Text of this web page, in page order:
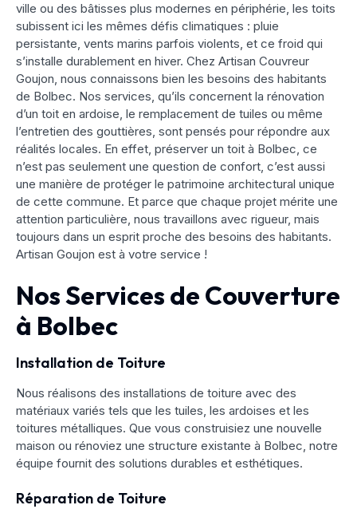
ville ou des bâtisses plus modernes en périphérie, les toits
subissent ici les mêmes défis climatiques : pluie
persistante, vents marins parfois violents, et ce froid qui
s’installe durablement en hiver. Chez Artisan Couvreur
Goujon, nous connaissons bien les besoins des habitants
de Bolbec. Nos services, qu’ils concernent la rénovation
d’un toit en ardoise, le remplacement de tuiles ou même
l’entretien des gouttières, sont pensés pour répondre aux
réalités locales. En effet, préserver un toit à Bolbec, ce
n’est pas seulement une question de confort, c’est aussi
une manière de protéger le patrimoine architectural unique
de cette commune. Et parce que chaque projet mérite une
attention particulière, nous travaillons avec rigueur, mais
toujours dans un esprit proche des besoins des habitants.
Artisan Goujon est à votre service !
Nos Services de Couverture
à Bolbec
Installation de Toiture
Nous réalisons des installations de toiture avec des
matériaux variés tels que les tuiles, les ardoises et les
toitures métalliques. Que vous construisiez une nouvelle
maison ou rénoviez une structure existante à Bolbec, notre
équipe fournit des solutions durables et esthétiques.
Réparation de Toiture